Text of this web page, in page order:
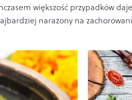
większość przypadków
narażony na